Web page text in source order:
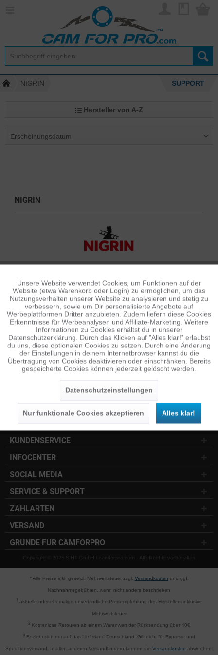
NIGRIN SUPPORT
Hersteller von A-Z
NIGRIN
NEWSLETTER
Jetzt anmelden und 10 € Gutschein sichern
habe ich zur Kenntnis
genommen.
KUNDENSERVICE
INFOCENTER
SOCIAL MEDIA
SERVICE & SUPPORT
ZAHLARTEN
VERSAND
GRÜNDE FÜR CAMFORPRO
Copyright © 2025 S.H1 GmbH / camforpro.com - Alle Rechte vorbehalten
* Alle Preise inkl. gesetzl. Mehrwertsteuer zzgl. Versandkosten und ggf.
Nachnahmegebühren, wenn nicht anders beschrieben
1 aktuelle oder ehemalige unverbindliche Preisempfehlung des Herstellers inklusive
Mehrwertsteuer
2Kostenlose Retouren ab einem Warenwert der Rücksendung über 40€
3 Bezieht sich nur auf das Lieferland Deutschland. Gilt nicht für Express- und
Speditionsversand. In allen anderen Versandländern können die Versandkosten abweichen.
Funktionale Aktiv
Tracking Inaktiv
Personalisierung Inaktiv
Service Inaktiv
Unsere Website verwendet Cookies, um Funktionen auf der
Website (etwa Warenkorb oder Login) zu ermöglichen, um das
Nutzungsverhalten unserer Website zu analysieren und stetig zu
verbessern, sowie um Dir personalisierte Angebote auf
Werbeplattformen Dritter anzubieten. Zudem liefern diese Cookies
Erkenntnisse für Werbeanalysen und Affiliate-Marketing. Weitere
Informationen zu Cookies erhältst du in unserer
Datenschutzerklärung. Durch das Klicken auf "Alles klar!" erlaubst
du uns, diese optionalen Cookies zu setzen. Durch eine Änderung
der Einstellungen in deinem Internetbrowser kannst du die
Übertragung von Cookies deaktivieren oder einschränken. Bereits
gespeicherte Cookies können jederzeit gelöscht werden.
Datenschutzeinstellungen
Nur funktionale Cookies akzeptieren Alles klar!